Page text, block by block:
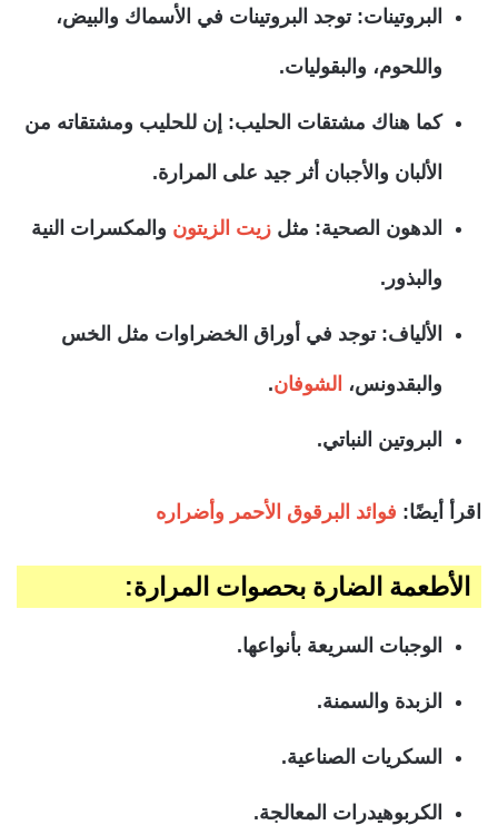
البروتينات: توجد البروتينات في الأسماك والبيض،
واللحوم، والبقوليات.
كما هناك مشتقات الحليب: إن للحليب ومشتقاته من
الألبان والأجبان أثر جيد على المرارة.
الدهون الصحية: مثل زيت الزيتون والمكسرات النية
والبذور.
الألياف: توجد في أوراق الخضراوات مثل الخس
والبقدونس، الشوفان.
البروتين النباتي.
اقرأ أيضًا: فوائد البرقوق الأحمر وأضراره
الأطعمة الضارة بحصوات المرارة:
الوجبات السريعة بأنواعها.
الزبدة والسمنة.
السكريات الصناعية.
الكربوهيدرات المعالجة.